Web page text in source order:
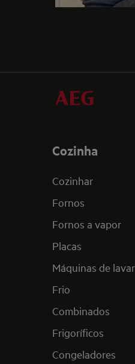
Cozinha
Cozinhar
Fornos
Fornos a vapor
Placas
Máquinas de
Frio
Combinados
Frigoríficos
Congeladores